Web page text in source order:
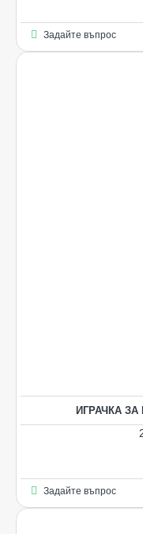
Задайте въпрос
ИГРАЧКА ЗА
Задайте въпрос